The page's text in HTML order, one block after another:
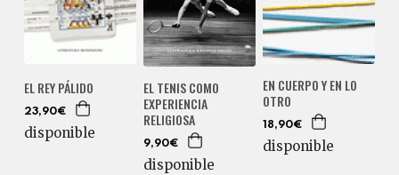
EL REY PÁLIDO
23,90€
disponible
EL TENIS COMO
EXPERIENCIA
RELIGIOSA
9,90€
disponible
EN CUERPO Y EN LO
OTRO
18,90€
disponible